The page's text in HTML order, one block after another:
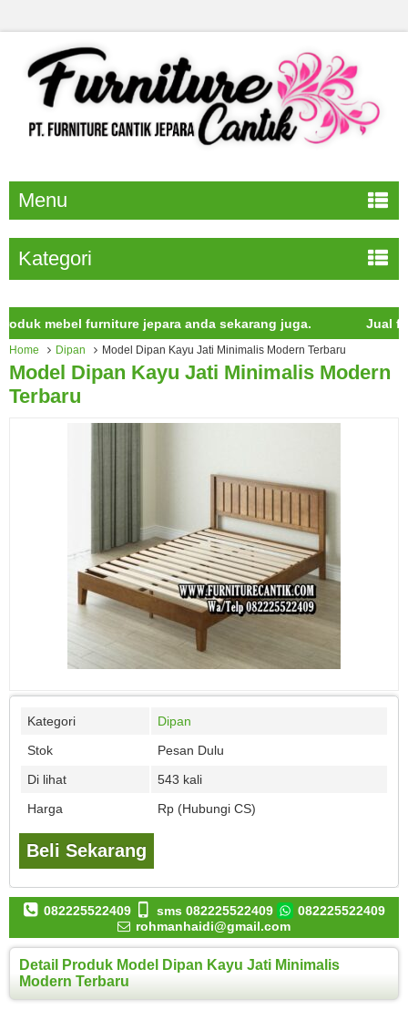
Menu
Kategori
furniture jepara anda sekarang juga. Jual
Home Dipan Model Dipan Kayu Jati Minimalis Modern Terbaru
Model Dipan Kayu Jati Minimalis Modern
Terbaru
Kategori
Dipan
Stok
Pesan Dulu
Di lihat
543 kali
Harga
Rp (Hubungi CS)
Beli Sekarang
082225522409 sms 082225522409
082225522409
rohmanhaidi@gmail.com
Detail Produk Model Dipan Kayu Jati Minimalis
Modern Terbaru